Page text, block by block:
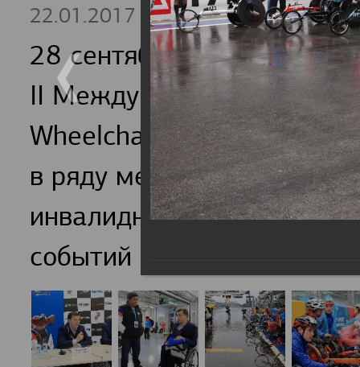
22.01.2017
28 сентября 2016 года в
II Международная гонка
Wheelchair Racing. Эти
в ряду международных
инвалидностью и стали
событий в России.